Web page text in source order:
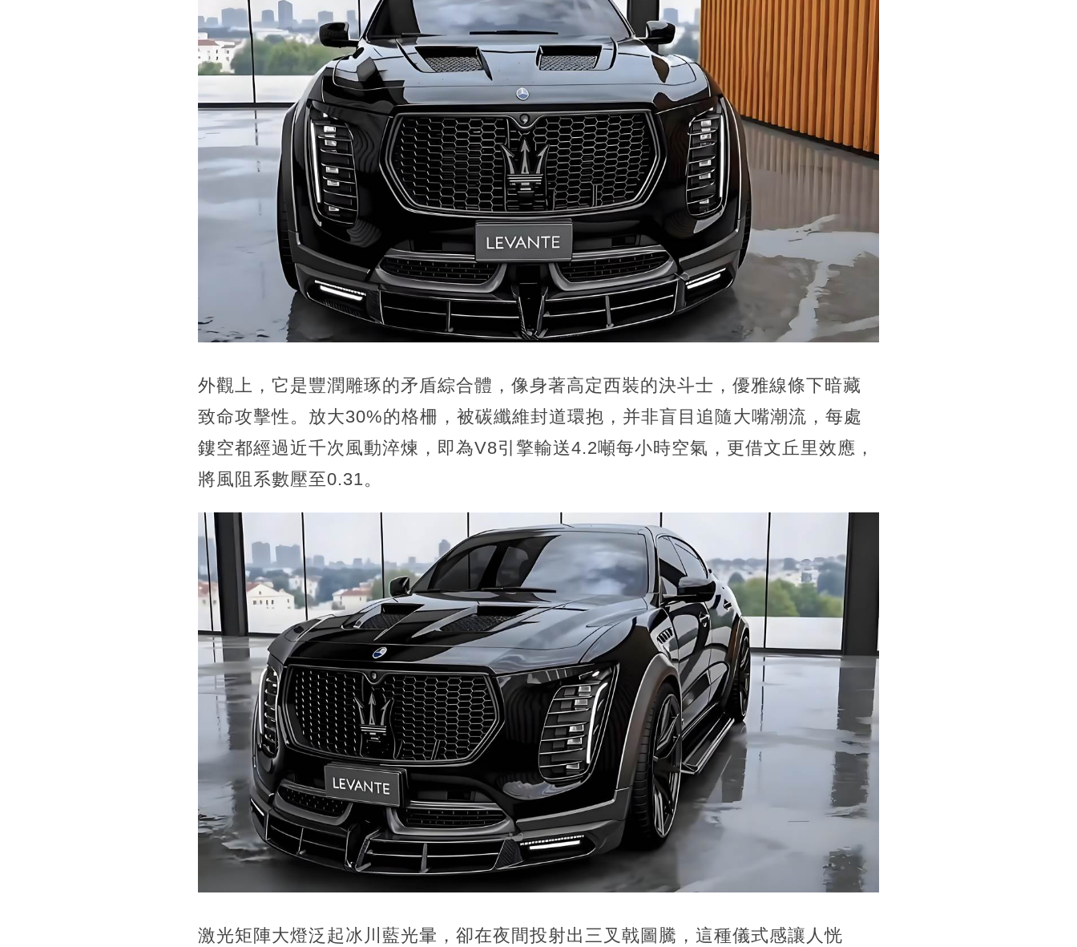
外觀上，它是豐潤雕琢的矛盾綜合體，像身著高定西裝的決斗士，優雅線條下暗藏
致命攻擊性。放大30%的格柵，被碳纖維封道環抱，并非盲目追隨大嘴潮流，每處
鏤空都經過近千次風動淬煉，即為V8引擎輸送4.2噸每小時空氣，更借文丘里效應，
將風阻系數壓至0.31。
激光矩陣大燈泛起冰川藍光暈，卻在夜間投射出三叉戟圖騰，這種儀式感讓人恍